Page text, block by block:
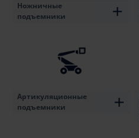
Ножничные
подъемники
Артикуляционные
подъемники